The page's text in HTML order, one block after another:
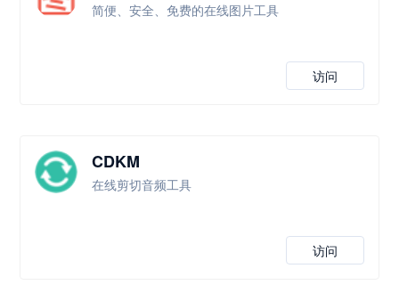
简便、安全、免费的在线图片工具
访问
CDKM
在线剪切音频工具
访问